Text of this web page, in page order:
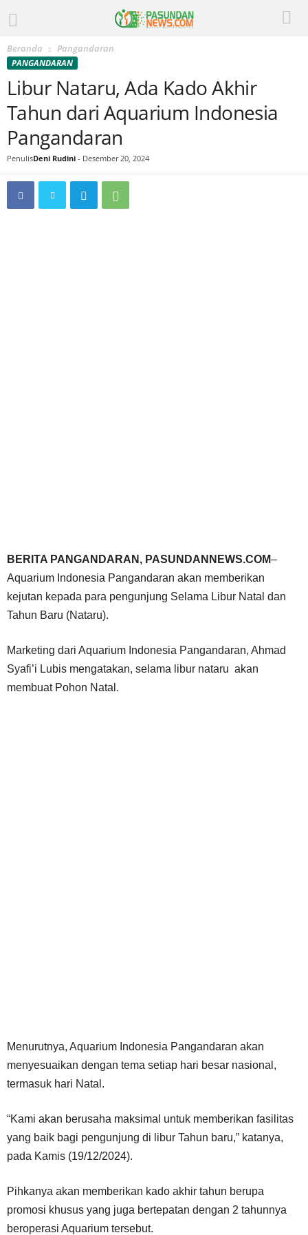
Beranda Pangandaran
PANGANDARAN
Libur Nataru, Ada Kado Akhir
Tahun dari Aquarium Indonesia
Pangandaran
PenulisDeni Rudini - Desember 20, 2024
BERITA PANGANDARAN, PASUNDANNEWS.COM–
Aquarium Indonesia Pangandaran akan memberikan
kejutan kepada para pengunjung Selama Libur Natal dan
Tahun Baru (Nataru).
Marketing dari Aquarium Indonesia Pangandaran, Ahmad
Syafi’i Lubis mengatakan, selama libur nataru akan
membuat Pohon Natal.
Menurutnya, Aquarium Indonesia Pangandaran akan
menyesuaikan dengan tema setiap hari besar nasional,
termasuk hari Natal.
“Kami akan berusaha maksimal untuk memberikan fasilitas
yang baik bagi pengunjung di libur Tahun baru,” katanya,
pada Kamis (19/12/2024).
Pihkanya akan memberikan kado akhir tahun berupa
promosi khusus yang juga bertepatan dengan 2 tahunnya
beroperasi Aquarium tersebut.